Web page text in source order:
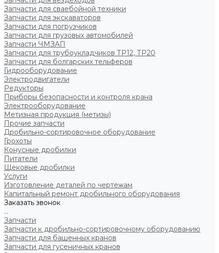
Запчасти для сваебойной техники
Запчасти для экскаваторов
Запчасти для погрузчиков
Запчасти для грузовых автомобилей
Запчасти ЧМЗАП
Запчасти для трубоукладчиков ТР12, ТР20
Запчасти для болгарских тельферов
Гидрооборудование
Электродвигатели
Редукторы
Приборы безопасности и контроля крана
Электрооборудование
Метизная продукция (метизы)
Прочие запчасти
Дробильно-сортировочное оборудование
Грохоты
Конусные дробилки
Питатели
Щековые дробилки
Услуги
Изготовление деталей по чертежам
Капитальный ремонт дробильного оборудования
Заказать звонок
...
Запчасти
Запчасти к дробильно-сортировочному оборудованию
Запчасти для башенных кранов
Запчасти для гусеничных кранов